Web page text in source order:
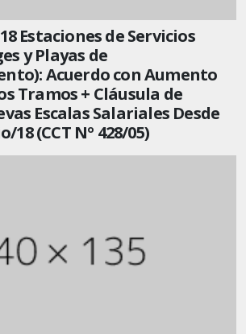
Estaciones de Servicios
y Playas de
Acuerdo con Aumento
Tramos + Cláusula de
Escalas Salariales Desde
18 (CCT Nº 428/05)